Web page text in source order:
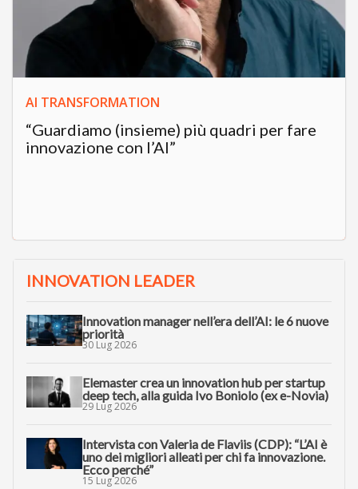
AI TRANSFORMATION
“Guardiamo (insieme) più quadri per fare
innovazione con l’AI”
INNOVATION LEADER
Innovation manager nell’era dell’AI: le 6 nuove
priorità
30 Lug 2026
Elemaster crea un innovation hub per startup
deep tech, alla guida Ivo Boniolo (ex e-Novia)
29 Lug 2026
Intervista con Valeria de Flaviis (CDP): “L’AI è
uno dei migliori alleati per chi fa innovazione.
Ecco perché”
15 Lug 2026